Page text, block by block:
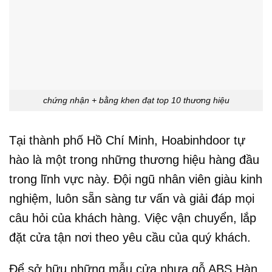
chứng nhận + bằng khen đạt top 10 thương hiệu
Tại thành phố Hồ Chí Minh, Hoabinhdoor tự
hào là một trong những thương hiệu hàng đầu
trong lĩnh vực này. Đội ngũ nhân viên giàu kinh
nghiệm, luôn sẵn sàng tư vấn và giải đáp mọi
câu hỏi của khách hàng. Việc vận chuyển, lắp
đặt cửa tận nơi theo yêu cầu của quý khách.
Để sở hữu những mẫu cửa nhựa gỗ ABS Hàn